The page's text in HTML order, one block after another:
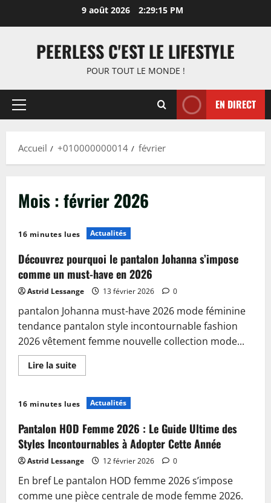
9 août 2026 2:29:15 PM
PEERLESS C'EST LE LIFESTYLE
POUR TOUT LE MONDE !
Menu
EN DIRECT
Accueil +010000000014 février
Mois :février 2026
16 minutes lues Actualités
Découvrez pourquoi le pantalon Johanna s’impose
comme un must-have en 2026
Astrid Lessange 13 février 2026 0
pantalon Johanna must-have 2026 mode féminine
tendance pantalon style incontournable fashion
2026 vêtement femme nouvelle collection mode...
Lire la suiteEn
savoir
Découvrez
pourquoi
pantalon
Johanna
s’impose
comme
un
must-
have
en
2026
16 minutes lues Actualités
Pantalon HOD Femme 2026 : Le Guide Ultime des
Styles Incontournables à Adopter Cette Année
Astrid Lessange 12 février 2026 0
En bref Le pantalon HOD femme 2026 s’impose
comme une pièce centrale de mode femme 2026.